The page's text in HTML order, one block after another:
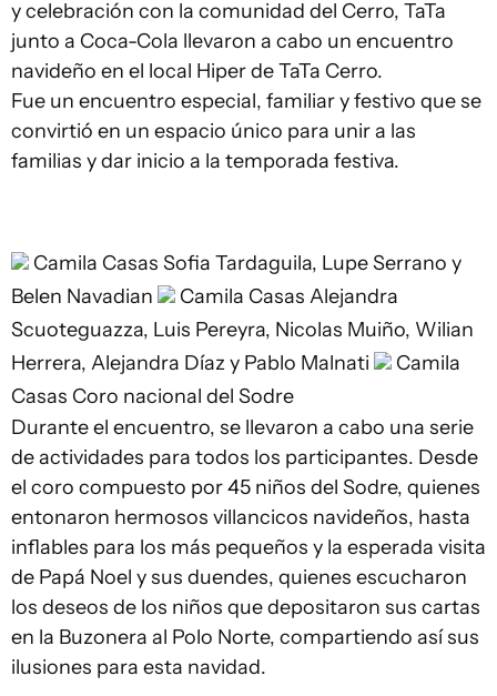
y celebración con la comunidad del Cerro, TaTa
junto a Coca-Cola llevaron a cabo un encuentro
navideño en el local Hiper de TaTa Cerro.
Fue un encuentro especial, familiar y festivo que se
convirtió en un espacio único para unir a las
familias y dar inicio a la temporada festiva.
Camila Casas Sofia Tardaguila, Lupe Serrano y
Belen Navadian
Camila Casas Alejandra
Scuoteguazza, Luis Pereyra, Nicolas Muiño, Wilian
Herrera, Alejandra Díaz y Pablo Malnati
Camila
Casas Coro nacional del Sodre
Durante el encuentro, se llevaron a cabo una serie
de actividades para todos los participantes. Desde
el coro compuesto por 45 niños del Sodre, quienes
entonaron hermosos villancicos navideños, hasta
inflables para los más pequeños y la esperada visita
de Papá Noel y sus duendes, quienes escucharon
los deseos de los niños que depositaron sus cartas
en la Buzonera al Polo Norte, compartiendo así sus
ilusiones para esta navidad.